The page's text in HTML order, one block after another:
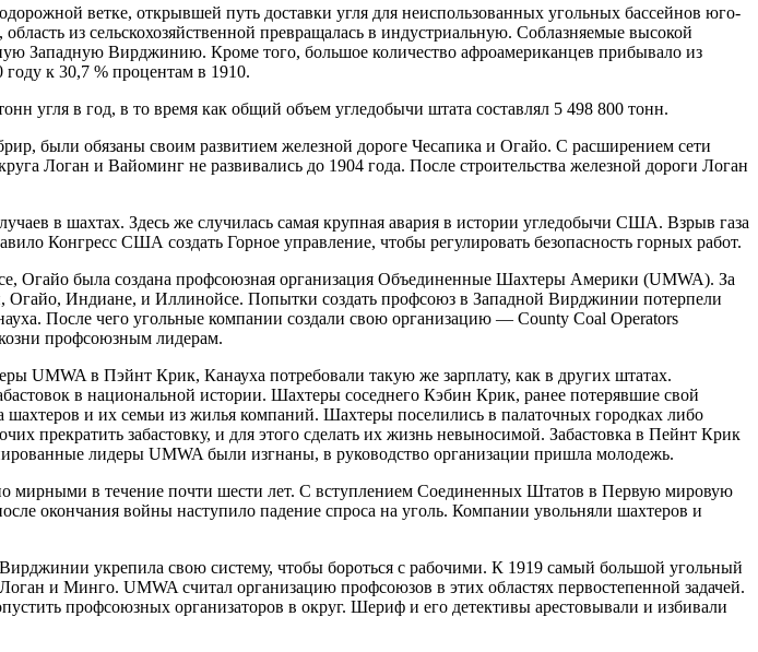
ветке, открывшей путь доставки угля для неиспользованных угольных бассейнов юго-
из сельскохозяйственной превращалась в индустриальную. Соблазняемые высокой
Западную Вирджинию. Кроме того, большое количество афроамериканцев прибывало из
к 30,7 % процентам в 1910.
в год, в то время как общий объем угледобычи штата составлял 5 498 800 тонн.
были обязаны своим развитием железной дороге Чесапика и Огайо. С расширением сети
Логан и Вайоминг не развивались до 1904 года. После строительства железной дороги Логан
в шахтах. Здесь же случилась самая крупная авария в истории угледобычи США. Взрыв газа
Конгресс США создать Горное управление, чтобы регулировать безопасность горных работ.
Огайо была создана профсоюзная организация Объединенные Шахтеры Америки (UMWA). За
Огайо, Индиане, и Иллинойсе. Попытки создать профсоюз в Западной Вирджинии потерпели
После чего угольные компании создали свою организацию — County Coal Operators
профсоюзным лидерам.
UMWA в Пэйнт Крик, Канауха потребовали такую же зарплату, как в других штатах.
в национальной истории. Шахтеры соседнего Кэбин Крик, ранее потерявшие свой
и их семьи из жилья компаний. Шахтеры поселились в палаточных городках либо
прекратить забастовку, и для этого сделать их жизнь невыносимой. Забастовка в Пейнт Крик
лидеры UMWA были изгнаны, в руководство организации пришла молодежь.
в течение почти шести лет. С вступлением Соединенных Штатов в Первую мировую
окончания войны наступило падение спроса на уголь. Компании увольняли шахтеров и
укрепила свою систему, чтобы бороться с рабочими. К 1919 самый большой угольный
и Минго. UMWA считал организацию профсоюзов в этих областях первостепенной задачей.
профсоюзных организаторов в округ. Шериф и его детективы арестовывали и избивали